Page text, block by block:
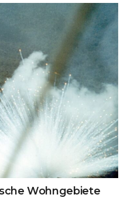
Wohngebiete